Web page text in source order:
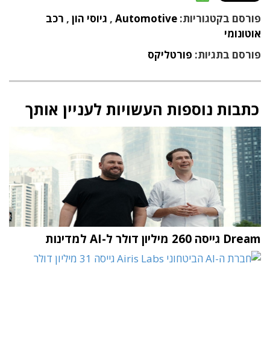
פורסם בקטגוריות: Automotive
, גיוסי הון , רכב
אוטונומי
פורסם בתגיות: פורטליקס
כתבות נוספות העשויות לעניין אותך
Dream גייסה 260 מיליון דולר ל-AI למדינות